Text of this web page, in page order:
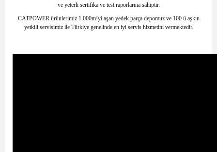
ve yeterli sertifika ve test raporlarına sahiptir.
CATPOWER ürünlerimiz 1.000m²yi aşan yedek parça depomuz ve 100 ü aşkın
yetkili servisimiz ile Türkiye genelinde en iyi servis hizmetini vermektedir.